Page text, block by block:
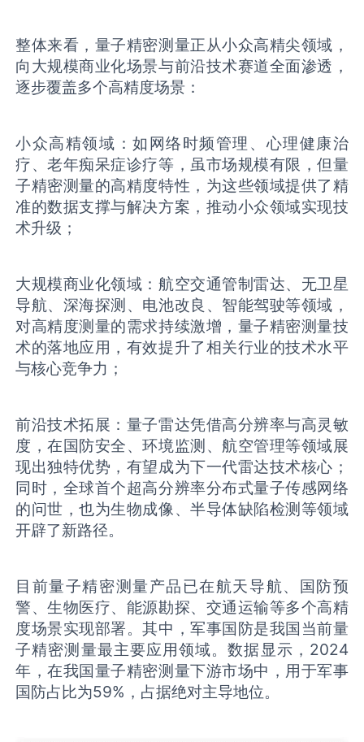
整体来看，量子精密测量正从小众高精尖领域，
向大规模商业化场景与前沿技术赛道全面渗透，
逐步覆盖多个高精度场景：
小众高精领域：如网络时频管理、心理健康治
疗、老年痴呆症诊疗等，虽市场规模有限，但量
子精密测量的高精度特性，为这些领域提供了精
准的数据支撑与解决方案，推动小众领域实现技
术升级；
大规模商业化领域：航空交通管制雷达、无卫星
导航、深海探测、电池改良、智能驾驶等领域，
对高精度测量的需求持续激增，量子精密测量技
术的落地应用，有效提升了相关行业的技术水平
与核心竞争力；
前沿技术拓展：量子雷达凭借高分辨率与高灵敏
度，在国防安全、环境监测、航空管理等领域展
现出独特优势，有望成为下一代雷达技术核心；
同时，全球首个超高分辨率分布式量子传感网络
的问世，也为生物成像、半导体缺陷检测等领域
开辟了新路径。
目前量子精密测量产品已在航天导航、国防预
警、生物医疗、能源勘探、交通运输等多个高精
度场景实现部署。其中，军事国防是我国当前量
子精密测量最主要应用领域。数据显示，2024
年，在我国量子精密测量下游市场中，用于军事
国防占比为59%，占据绝对主导地位。